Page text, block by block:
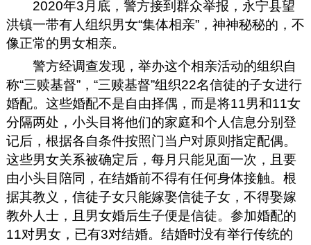
2020年3月底，警方接到群众举报，永宁县望
洪镇一带有人组织男女“集体相亲”，神神秘秘的，不
像正常的男女相亲。
警方经调查发现，举办这个相亲活动的组织自
称“三赎基督”，“三赎基督”组织22名信徒的子女进行
婚配。这些婚配不是自由择偶，而是将11男和11女
分隔两处，小头目将他们的家庭和个人信息分别登
记后，根据各自条件按照门当户对原则指定配偶。
这些男女关系被确定后，每月只能见面一次，且要
由小头目陪同，在结婚前不得有任何身体接触。根
据其教义，信徒子女只能嫁娶信徒子女，不得娶嫁
教外人士，且男女婚后生子便是信徒。参加婚配的
11对男女，已有3对结婚。结婚时没有举行传统的